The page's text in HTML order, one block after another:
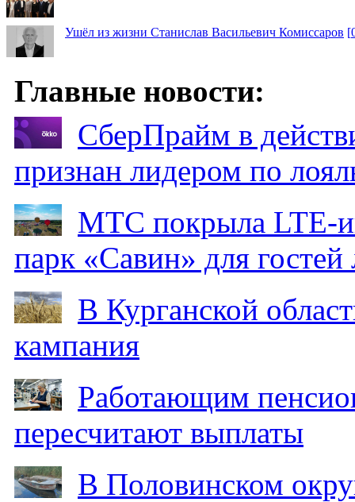
Ушёл из жизни Станислав Васильевич Комиссаров [
Главные новости:
СберПрайм в
признан лидером по
МТС покрыла LTE-
парк «Савин» для гостей
В Курганской
кампания
Работающим
пересчитают выплаты
В Половинском